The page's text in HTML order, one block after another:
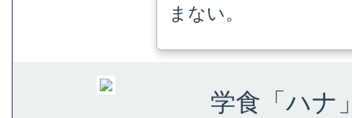
まない。
学食「ハナ